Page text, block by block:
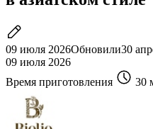
09 июля 2026Обновили30
09 июля 2026
Время приготовления
30